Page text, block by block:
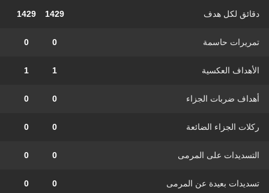
دقائق لكل هدف 1429
1429
تمريرات حاسمة 0
0
الأهداف العكسية 1
1
أهداف ضربات الجزاء 0
0
ركلات الجزاء الضائعة 0
0
التسديدات على المرمى 0
0
تسديدات بعيدة عن المرمى 0
0